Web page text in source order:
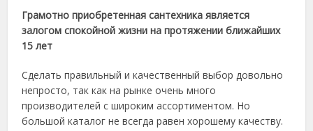
Грамотно приобретенная сантехника является
залогом спокойной жизни на протяжении ближайших
15 лет
Сделать правильный и качественный выбор довольно
непросто, так как на рынке очень много
производителей с широким ассортиментом. Но
большой каталог не всегда равен хорошему качеству.